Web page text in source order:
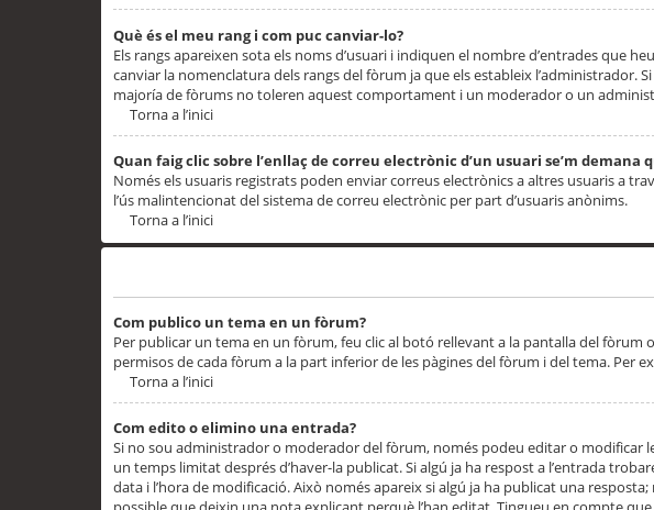
Què és el meu rang i com puc canviar-lo?
Els rangs apareixen sota els noms d’usuari i indiquen el nombre d’entrades que
canviar la nomenclatura dels rangs del fòrum ja que els estableix
majoría de fòrums no toleren aquest comportament i un moderador o un
Torna a l’inici
Quan faig clic sobre l’enllaç de correu electrònic d’un usuari se’m demana
Només els usuaris registrats poden enviar correus electrònics a altres usuaris a
l’ús malintencionat del sistema de correu electrònic per part d’usuaris anònims.
Torna a l’inici
Com publico un tema en un fòrum?
Per publicar un tema en un fòrum, feu clic al botó rellevant a la pantalla del
permisos de cada fòrum a la part inferior de les pàgines del fòrum i del tema. Per
Torna a l’inici
Com edito o elimino una entrada?
Si no sou administrador o moderador del fòrum, només podeu editar o modificar
un temps limitat després d’haver-la publicat. Si algú ja ha respost a l’entrada
data i l’hora de modificació. Això només apareix si algú ja ha publicat una